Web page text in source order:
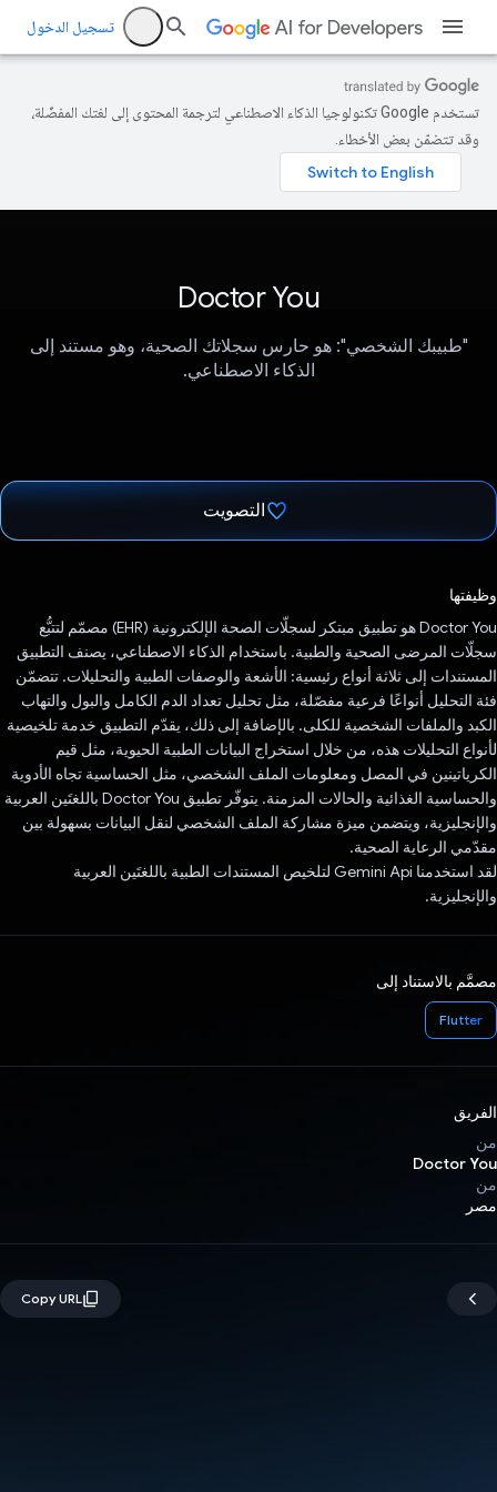
تسجيل الدخول
تستخدم Google تكنولوجيا الذكاء الاصطناعي لترجمة المحتوى إلى لغتك المفضّلة،
وقد تتضمّن بعض الأخطاء.
Doctor You
"طبيبك الشخصي": هو حارس سجلاتك الصحية، وهو مستند إلى
الذكاء الاصطناعي.
التصويت
وظيفتها
Doctor You هو تطبيق مبتكر لسجلّات الصحة الإلكترونية (EHR) مصمّم لتتبُّع
سجلّات المرضى الصحية والطبية. باستخدام الذكاء الاصطناعي، يصنف التطبيق
المستندات إلى ثلاثة أنواع رئيسية: الأشعة والوصفات الطبية والتحليلات. تتضمّن
فئة التحليل أنواعًا فرعية مفصّلة، مثل تحليل تعداد الدم الكامل والبول والتهاب
الكبد والملفات الشخصية للكلى. بالإضافة إلى ذلك، يقدّم التطبيق خدمة تلخيصية
لأنواع التحليلات هذه، من خلال استخراج البيانات الطبية الحيوية، مثل قيم
الكرياتينين في المصل ومعلومات الملف الشخصي، مثل الحساسية تجاه الأدوية
والحساسية الغذائية والحالات المزمنة. يتوفّر تطبيق Doctor You باللغتَين العربية
والإنجليزية، ويتضمن ميزة مشاركة الملف الشخصي لنقل البيانات بسهولة بين
مقدّمي الرعاية الصحية.
لقد استخدمنا Gemini Api لتلخيص المستندات الطبية باللغتَين العربية
والإنجليزية.
مصمَّم بالاستناد إلى
Flutter
الفريق
من
Doctor You
من
مصر